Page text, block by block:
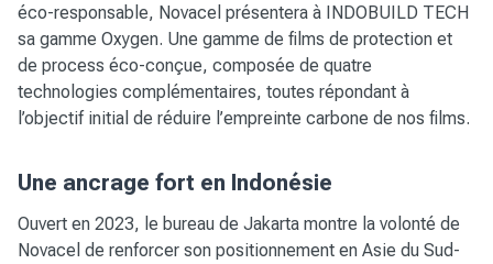
éco-responsable, Novacel présentera à INDOBUILD TECH
sa gamme Oxygen. Une gamme de films de protection et
de process éco-conçue, composée de quatre
technologies complémentaires, toutes répondant à
l’objectif initial de réduire l’empreinte carbone de nos films.
Une ancrage fort en Indonésie
Ouvert en 2023, le bureau de Jakarta montre la volonté de
Novacel de renforcer son positionnement en Asie du Sud-